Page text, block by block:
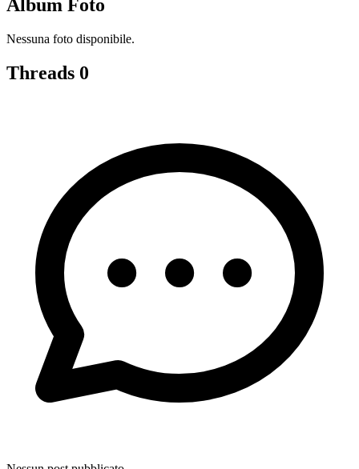
Album Foto
Nessuna foto disponibile.
Threads 0